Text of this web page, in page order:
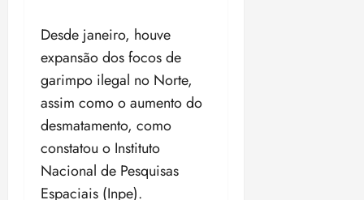
Desde janeiro, houve
expansão dos focos de
garimpo ilegal no Norte,
assim como o aumento do
desmatamento, como
constatou o Instituto
Nacional de Pesquisas
Espaciais (Inpe).